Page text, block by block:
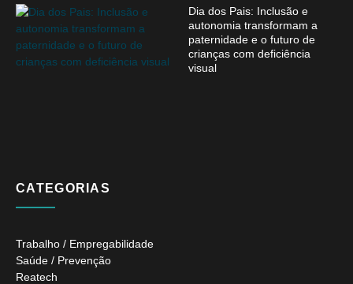
Dia dos Pais: Inclusão e
autonomia transformam a
paternidade e o futuro de
crianças com deficiência
visual
CATEGORIAS
Trabalho / Empregabilidade
Saúde / Prevenção
Reatech